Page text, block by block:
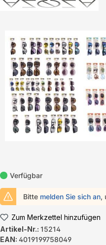
Verfügbar
Bitte melden Sie sich an,
Zum Merkzettel hinzufügen
Artikel-Nr.: 15214
EAN: 4019199758049